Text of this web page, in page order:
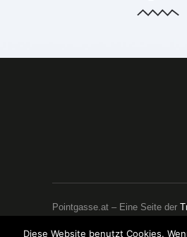
Pointgasse.at – Eine Seite der
Teil des
Radical Innovators –
Diese Website benutzt Cookies.